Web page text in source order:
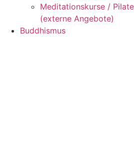
Meditationskurse /
(externe Angebote)
Buddhismus